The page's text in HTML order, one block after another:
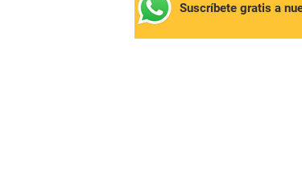
Suscríbete gratis a